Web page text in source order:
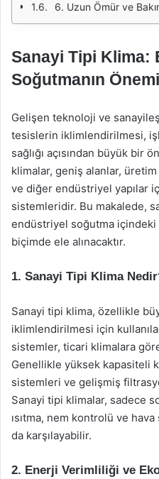
6. Uzun Ömür ve
Sanayi Tipi Klima:
Soğutmanın Önemi
Gelişen teknoloji ve
tesislerin iklimlendirilmesi,
sağlığı açısından büyük bir
klimalar, geniş alanlar,
ve diğer endüstriyel yapılar
sistemleridir. Bu makalede,
endüstriyel soğutma içindeki
biçimde ele alınacaktır.
1. Sanayi Tipi Klima
Sanayi tipi klima, özellikle
iklimlendirilmesi için
sistemler, ticari klimalara
Genellikle yüksek kapasiteli
sistemleri ve gelişmiş
Sanayi tipi klimalar, sadece
ısıtma, nem kontrolü ve
da karşılayabilir.
2. Enerji Verimliliği ve